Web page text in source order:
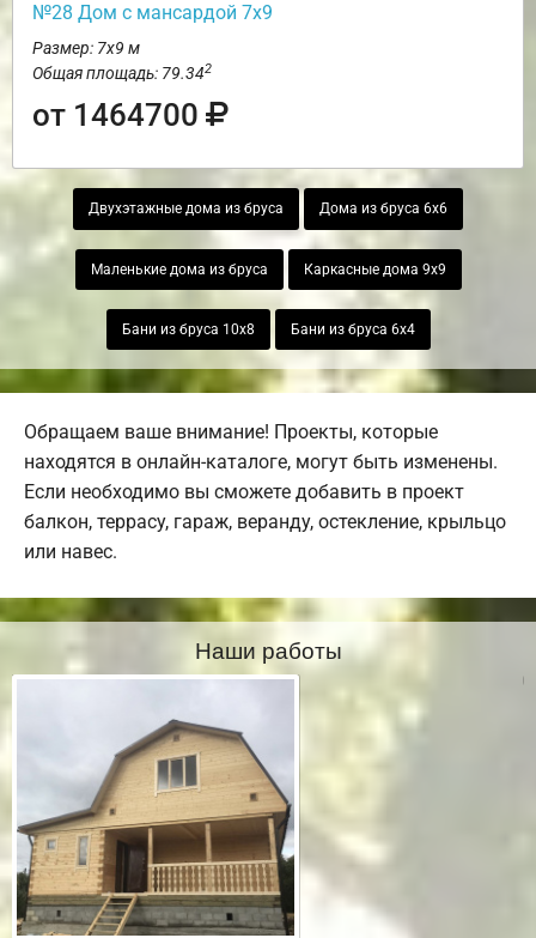
№28 Дом с мансардой 7х9
Размер: 7х9 м
Общая площадь: 79.342
от 1464700
Двухэтажные дома из бруса Дома из бруса 6х6
Маленькие дома из бруса Каркасные дома 9х9
Бани из бруса 10х8 Бани из бруса 6х4
Обращаем ваше внимание! Проекты, которые
находятся в онлайн-каталоге, могут быть изменены.
Если необходимо вы сможете добавить в проект
балкон, террасу, гараж, веранду, остекление, крыльцо
или навес.
Наши работы